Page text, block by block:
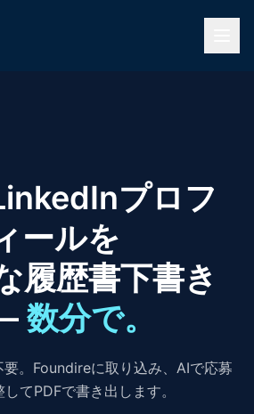
プロフ
ールを
履歴書下書き
数分で。
。Foundireに取り込み、AIで応募
てPDFで書き出します。